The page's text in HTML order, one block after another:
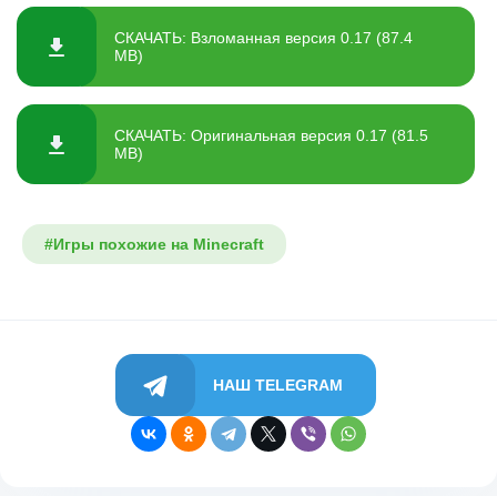
СКАЧАТЬ: Взломанная версия 0.17 (87.4
MB)
СКАЧАТЬ: Оригинальная версия 0.17 (81.5
MB)
#Игры похожие на Minecraft
НАШ TELEGRAM